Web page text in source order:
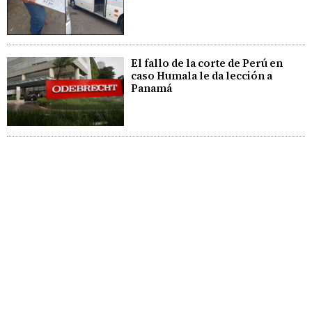
El fallo de la corte de Perú en
caso Humala le da lección a
Panamá